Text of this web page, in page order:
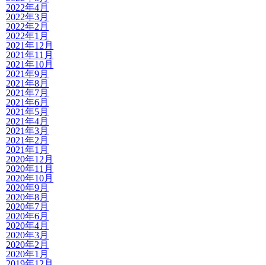
2022年4月
2022年3月
2022年2月
2022年1月
2021年12月
2021年11月
2021年10月
2021年9月
2021年8月
2021年7月
2021年6月
2021年5月
2021年4月
2021年3月
2021年2月
2021年1月
2020年12月
2020年11月
2020年10月
2020年9月
2020年8月
2020年7月
2020年6月
2020年4月
2020年3月
2020年2月
2020年1月